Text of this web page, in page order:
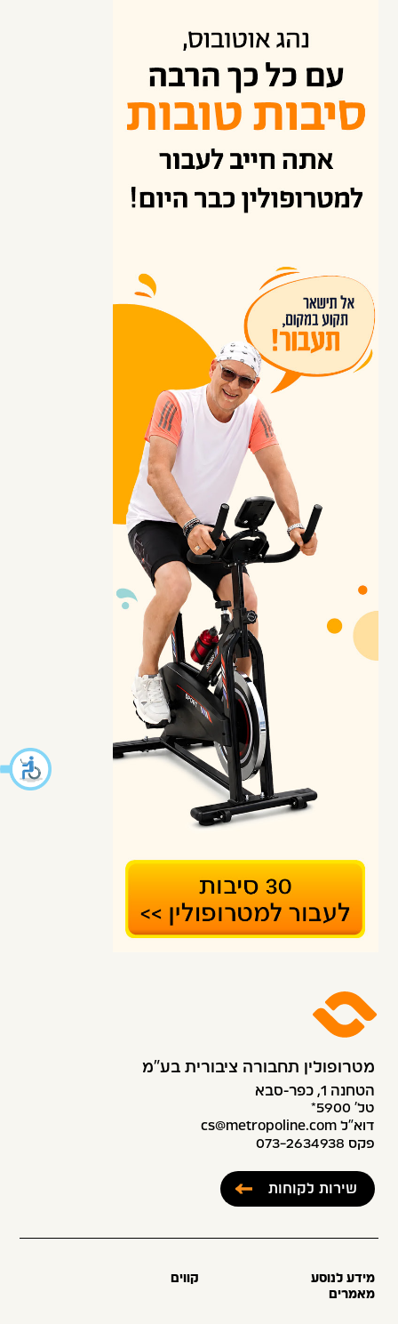
מטרופולין תחבורה ציבורית בע״מ
הטחנה 1, כפר-סבא
טל׳ 5900*
דוא”ל cs@metropoline.com
פקס 073-2634938
שירות לקוחות
מידע לנוסע
קווים
מאמרים